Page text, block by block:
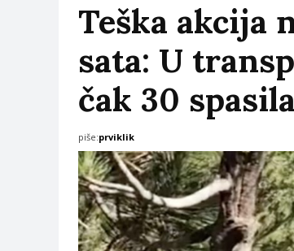
Teška akcija
sata: U
čak 30
piše:prviklik